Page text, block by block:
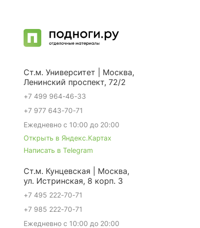
Ст.м. Университет | Москва,
Ленинский проспект, 72/2
+7 499 964-46-33
+7 977 643-70-71
Ежедневно с 10:00 до 20:00
Открыть в Яндекс.Картах
Написать в Telegram
Ст.м. Кунцевская | Москва,
ул. Истринская, 8 корп. 3
+7 495 222-70-71
+7 985 222-70-71
Ежедневно с 10:00 до 20:00